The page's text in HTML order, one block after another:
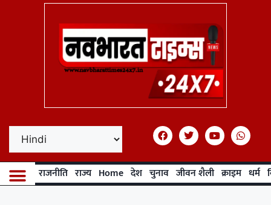
राजनीति राज्य Home देश चुनाव जीवन शैली क्राइम धर्म